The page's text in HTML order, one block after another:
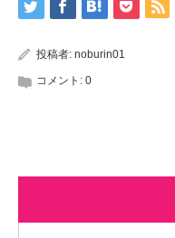
投稿者: noburin01
コメント: 0